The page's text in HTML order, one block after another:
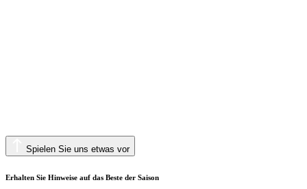
Spielen Sie uns etwas vor
Erhalten Sie Hinweise auf das Beste der Saison